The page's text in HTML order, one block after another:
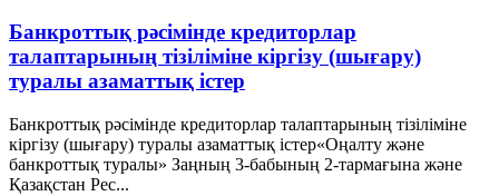
Банкроттық рәсімінде кредиторлар
талаптарының тізіліміне кіргізу (шығару)
туралы азаматтық істер
Банкроттық рәсімінде кредиторлар талаптарының тізіліміне
кіргізу (шығару) туралы азаматтық істер«Оңалту және
банкроттық туралы» Заңның 3-бабының 2-тармағына және
Қазақстан Рес...